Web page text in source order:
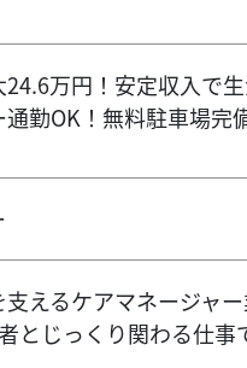
24.6万円！安定収入で
通勤OK！無料駐車場完
支えるケアマネージャ
とじっくり関わる仕事